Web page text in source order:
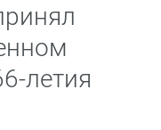
летия